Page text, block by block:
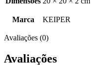
Marca KEIPER
Avaliações (0)
Avaliações